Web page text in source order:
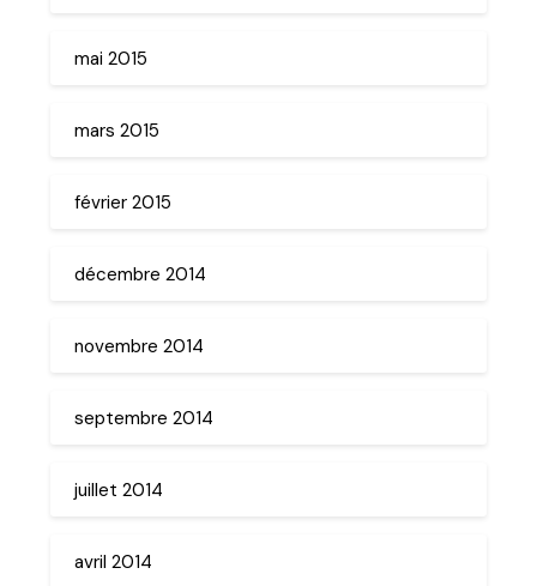
mai 2015
mars 2015
février 2015
décembre 2014
novembre 2014
septembre 2014
juillet 2014
avril 2014